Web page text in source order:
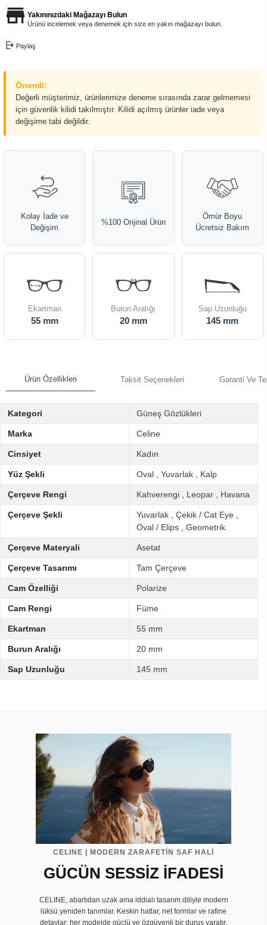
Yakınınızdaki Mağazayı Bulun
Ürünü incelemek veya denemek için size en yakın mağazayı bulun.
Paylaş
Önemli:
Değerli müşterimiz, ürünlerimize deneme sırasında zarar gelmemesi
için güvenlik kilidi takılmıştır. Kilidi açılmış ürünler iade veya
değişime tabi değildir.
Kolay İade ve
Değişim
%100 Orijinal Ürün
Ömür Boyu
Ücretsiz Bakım
Ekartman
55 mm
Burun Aralığı
20 mm
Sap Uzunluğu
145 mm
Ürün Özellikleri Taksit Seçenekleri Garanti Ve
Kategori Güneş Gözlükleri
Marka Celine
Cinsiyet Kadın
Yüz Şekli Oval Yuvarlak Kalp
Çerçeve Rengi Kahverengi Leopar Havana
Çerçeve Şekli Yuvarlak Çekik / Cat Eye
Oval / Elips
Geometrik
Çerçeve Materyali Asetat
Çerçeve Tasarımı Tam Çerçeve
Cam Özelliği Polarize
Cam Rengi Füme
Ekartman 55 mm
Burun Aralığı 20 mm
Sap Uzunluğu 145 mm
CELINE | MODERN ZARAFETİN SAF HALİ
GÜCÜN SESSİZ İFADESİ
CELINE, abartıdan uzak ama iddialı tasarım diliyle modern
lüksü yeniden tanımlar. Keskin hatlar, net formlar ve rafine
detaylar; her modelde güçlü ve özgüvenli bir duruş yaratır.